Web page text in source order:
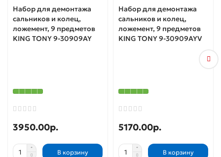
Набор для демонтажа
сальников и колец,
ложемент, 9 предметов
KING TONY 9-30909AY
3950.00р.
В корзину
Набор для демонтажа
сальников и колец,
ложемент, 9 предметов
KING TONY 9-30909AYV
5170.00р.
В корзину